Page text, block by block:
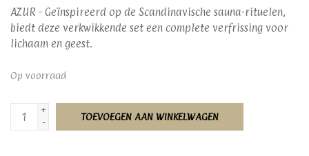
AZUR - Geïnspireerd op de Scandinavische sauna-rituelen,
biedt deze verkwikkende set een complete verfrissing voor
lichaam en geest.
Op voorraad
+
-
TOEVOEGEN AAN WINKELWAGEN